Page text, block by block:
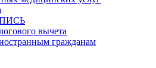
вычета
гражданам